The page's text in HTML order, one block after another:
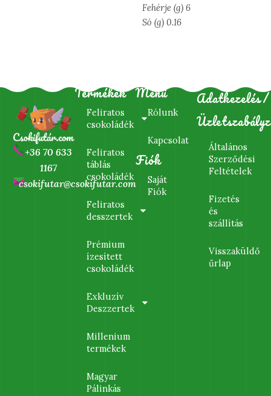
Fehérje (g) 6
Só (g) 0.16
+36 70 633
1167
csokifutar@csokifutar.com
Termékek
Feliratos
csokoládék
Feliratos
táblás
csokoládék
Feliratos
desszertek
Prémium
ízesített
csokoládék
Exkluzív
Deszzertek
Millenium
termékek
Magyar
Pálinkás
Menü
Rólunk
Kapcsolat
Fiók
Saját
Fiók
Adatkezelés/
Általános
Szerződési
Feltételek
Fizetés
és
szállítás
Visszaküldő
űrlap